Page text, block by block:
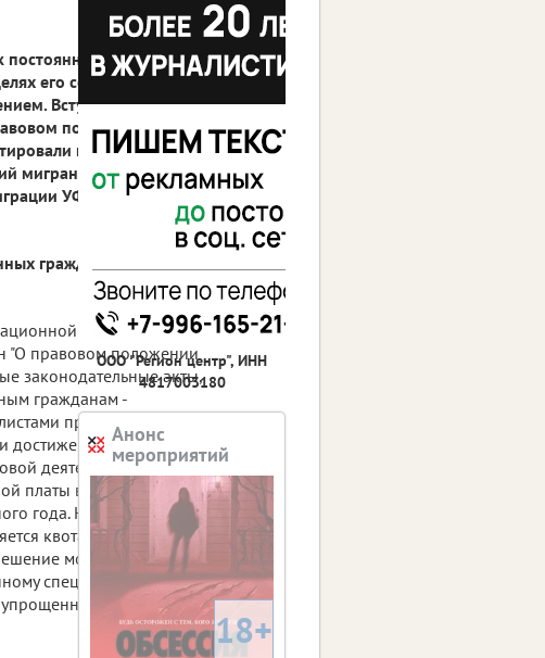
его соответствия задачам
Вступившие в силу
положении
механизм
мигрантов. Об этом мы
УФМС России по
граждан вступили в силу в
политики с 1 июля
"О правовом положении
законодательные акты,
гражданам -
признаются
в конкретной
деятельности в
платы в размере двух и
года. На
квота на выдачу
может выдаваться на
специалисту и членам его
упрощенном порядке
ООО "Регион центр", ИНН
4817003180
Анонс
мероприятий
18+